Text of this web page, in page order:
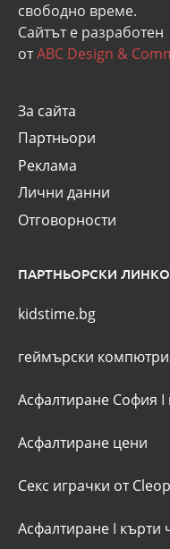
свободно време.
Сайтът е разработен
отABC Design &
За сайта
Партньори
Реклама
Лични данни
Отговорности
ПАРТНЬОРСКИ
kidstime.bg
геймърски
Асфалтиране София I
Асфалтиране цени
Секс играчки от
Асфалтиране I кърти